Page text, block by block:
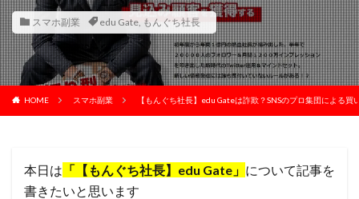
スマホ副業 edu Gate, もんぐち社長
HOME スマホ副業 【もんぐち社長】edu Gateは詐欺？SNSのプロ集団による
本日は 「【もんぐち社長】edu Gate 」 について記事を
書きたいと思います